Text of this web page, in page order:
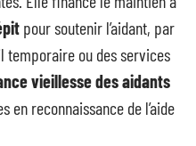
pour soutenir l’aidant, par
temporaire ou des services
vieillesse des aidants
reconnaissance de l’aide